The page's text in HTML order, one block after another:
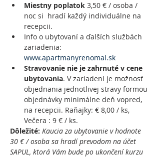
Miestny poplatok 3,50 € / osoba /
noc si  hradí každý individuálne na
recepcii.
Info o ubytovaní a ďalších službách
zariadenia:
www.apartmanyrenomal.sk
Stravovanie nie je zahrnuté v cene
ubytovania. V zariadení je možnosť
objednania jednotlivej stravy formou
objednávky minimálne deň vopred,
na recepcii. Raňajky: € 8,00 / ks,
Večera : 9 € / ks.
Dôležité: Kaucia za ubytovanie v hodnote
30 € / osoba sa hradí prevodom na účet
SAPUL, ktorá Vám bude po ukončení kurzu